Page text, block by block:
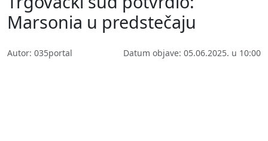
Marsonia u predstečaju
Autor: 035portal Datum objave: 05.06.2025. u 10:00